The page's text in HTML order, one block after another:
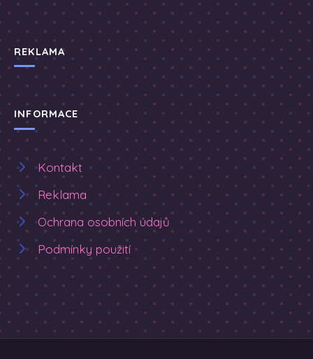
REKLAMA
INFORMACE
Kontakt
Reklama
Ochrana osobních údajů
Podmínky použití